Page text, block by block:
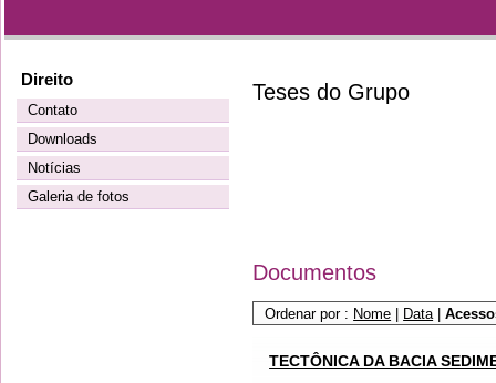
Direito
Contato
Downloads
Notícias
Galeria de fotos
Teses do Grupo
Documentos
Ordenar por : Nome Data |
TECTÔNICA DA BACIA